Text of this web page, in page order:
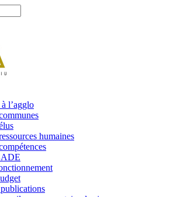
l’agglo
humaines